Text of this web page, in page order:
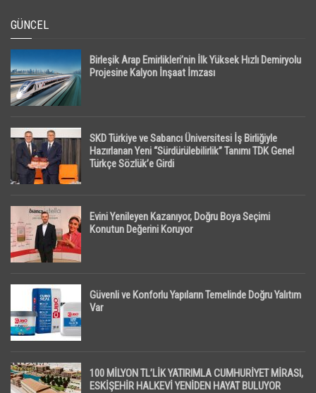
GÜNCEL
Birleşik Arap Emirlikleri’nin İlk Yüksek Hızlı Demiryolu
Projesine Kalyon İnşaat İmzası
SKD Türkiye ve Sabancı Üniversitesi İş Birliğiyle
Hazırlanan Yeni “Sürdürülebilirlik” Tanımı TDK Genel
Türkçe Sözlük’e Girdi
Evini Yenileyen Kazanıyor, Doğru Boya Seçimi
Konutun Değerini Koruyor
Güvenli ve Konforlu Yapıların Temelinde Doğru Yalıtım
Var
100 MİLYON TL’LİK YATIRIMLA CUMHURİYET MİRASI,
ESKİŞEHİR HALKEVİ YENİDEN HAYAT BULUYOR